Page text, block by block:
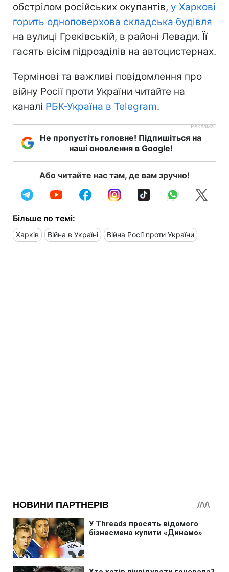
обстрілом російських окупантів, у Харкові
горить одноповерхова складська будівля
на вулиці Греківській, в районі Левади. Її
гасять вісім підрозділів на автоцистернах.
Термінові та важливі повідомлення про
війну Росії проти України читайте на
каналі РБК-Україна в Telegram.
Не пропустіть головне! Підпишіться на
наші оновлення в Google!
Або читайте нас там, де вам зручно!
Більше по темі:
Харків Війна в Україні Війна Росії проти України